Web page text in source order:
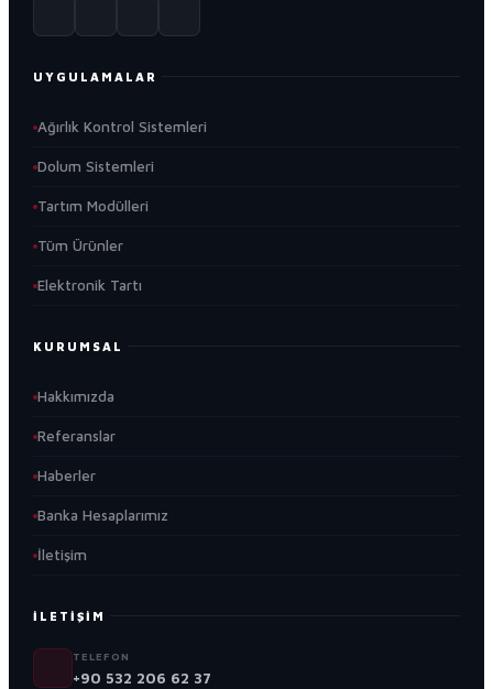
UYGULAMALAR
Ağırlık Kontrol Sistemleri
Dolum Sistemleri
Tartım Modülleri
Tüm Ürünler
Elektronik Tartı
KURUMSAL
Hakkımızda
Referanslar
Haberler
Banka Hesaplarımız
İletişim
İLETIŞIM
TELEFON
+90 532 206 62 37